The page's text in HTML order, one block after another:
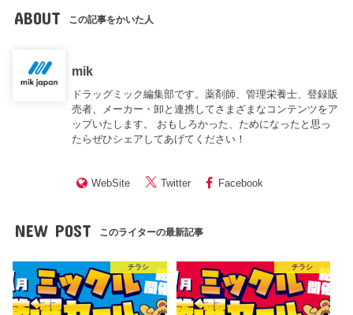
ABOUT この記事をかいた人
mik
ドラッグミック編集部です。薬剤師、管理栄養士、登録販
売者、メーカー・卸と連携してさまざまなコンテンツをア
ップいたします。 おもしろかった、ためになったと思っ
たらぜひシェアしてあげてください！
WebSite Twitter Facebook
NEW POST このライターの最新記事
チラシ チラシ